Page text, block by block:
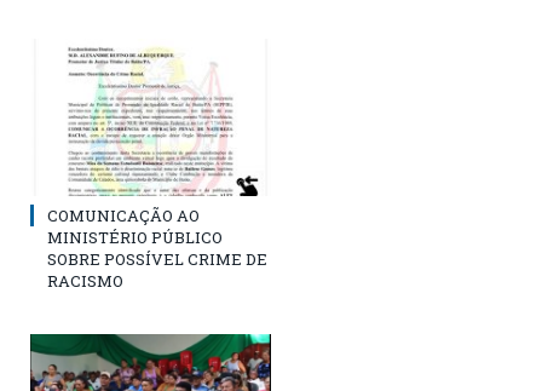
COMUNICAÇÃO AO
MINISTÉRIO PÚBLICO
SOBRE POSSÍVEL CRIME DE
RACISMO